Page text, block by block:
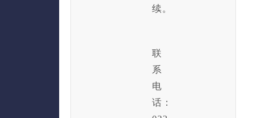
续。
联
系
电
话：